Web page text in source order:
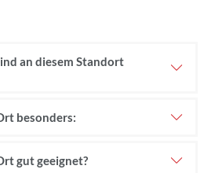
an diesem Standort
besonders:
gut geeignet?